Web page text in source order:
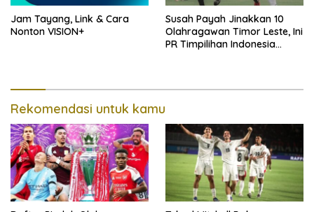
Jam Tayang, Link & Cara
Nonton VISION+
Susah Payah Jinakkan 10
Olahragawan Timor Leste, Ini
PR Timpilihan Indonesia
Rekomendasi untuk kamu